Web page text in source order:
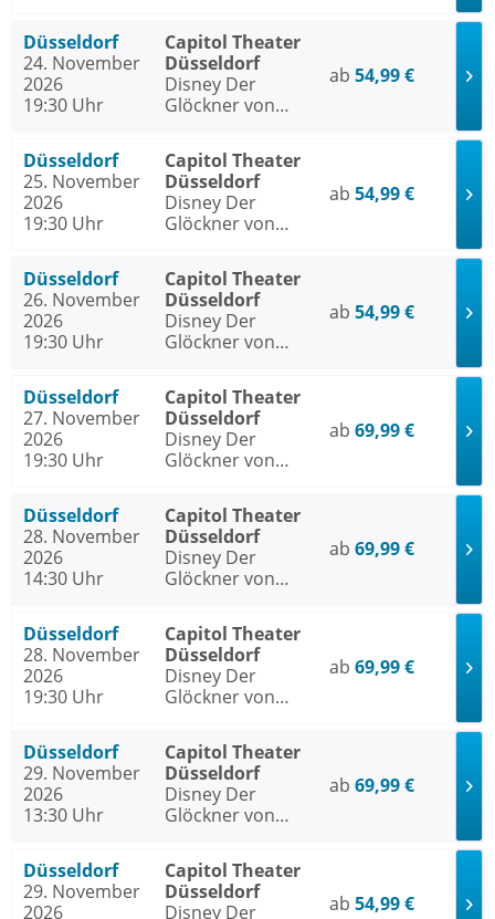
Düsseldorf
24. November
2026
19:30 Uhr
Capitol Theater
Düsseldorf
Disney Der
Glöckner von
ab 54,99 €
Düsseldorf
25. November
2026
19:30 Uhr
Capitol Theater
Düsseldorf
Disney Der
Glöckner von
ab 54,99 €
Düsseldorf
26. November
2026
19:30 Uhr
Capitol Theater
Düsseldorf
Disney Der
Glöckner von
ab 54,99 €
Düsseldorf
27. November
2026
19:30 Uhr
Capitol Theater
Düsseldorf
Disney Der
Glöckner von
ab 69,99 €
Düsseldorf
28. November
2026
14:30 Uhr
Capitol Theater
Düsseldorf
Disney Der
Glöckner von
ab 69,99 €
Düsseldorf
28. November
2026
19:30 Uhr
Capitol Theater
Düsseldorf
Disney Der
Glöckner von
ab 69,99 €
Düsseldorf
29. November
2026
13:30 Uhr
Capitol Theater
Düsseldorf
Disney Der
Glöckner von
ab 69,99 €
Düsseldorf
29. November
2026
Capitol Theater
Düsseldorf
Disney Der
ab 54,99 €